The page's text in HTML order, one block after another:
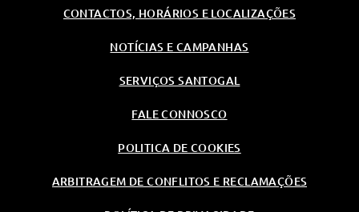
CONTACTOS, HORÁRIOS E LOCALIZAÇÕES
NOTÍCIAS E CAMPANHAS
SERVIÇOS SANTOGAL
FALE CONNOSCO
POLITICA DE COOKIES
ARBITRAGEM DE CONFLITOS E RECLAMAÇÕES